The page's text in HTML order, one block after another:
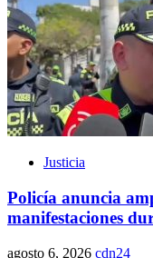
Justicia
Policía anuncia
manifestaciones
agosto 6, 2026 cdn24